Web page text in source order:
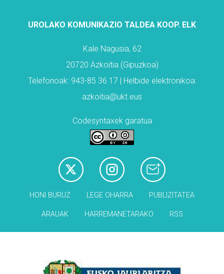
UROLAKO KOMUNIKAZIO TALDEA KOOP. ELK
Kale Nagusia, 62
20720 Azkoitia (Gipuzkoa)
Telefonoak: 943-85 36 17 | Helbide elektronikoa:
azkoitia@ukt.eus
Codesyntaxek garatua
HONI BURUZ LEGE OHARRA PUBLIZITATEA
ARAUAK HARREMANETARAKO RSS